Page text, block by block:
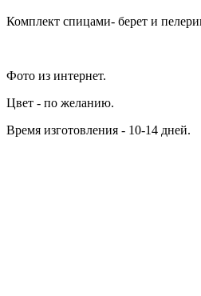
Комплект спицами- берет и
Фото из интернет.
Цвет - по желанию.
Время изготовления - 10-14 дней.